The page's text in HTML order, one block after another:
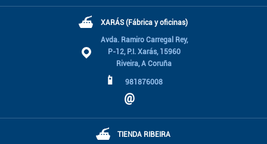
⛴ XARÁS (Fábrica y oficinas)
Avda. Ramiro Carregal Rey,
P-12, P.I. Xarás, 15960
Riveira, A Coruña
📱 981876008
@
⛴ TIENDA RIBEIRA